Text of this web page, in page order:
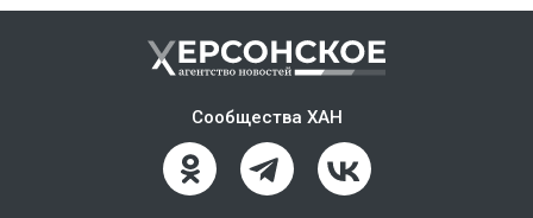
Сообщества ХАН